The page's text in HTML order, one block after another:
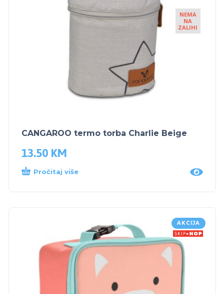
NEMA
NA
ZALIHI
CANGAROO termo torba Charlie Beige
13.50 KM
Pročitaj više
AKCIJA